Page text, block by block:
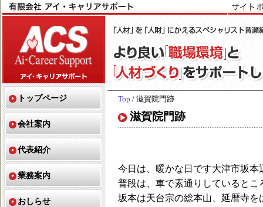
Top / 滋賀院門跡
滋賀院門跡
今日は、暖かな日です大津市坂本
普段は、車で素通りしているとこ
坂本は天台宗の総本山、延暦寺
トップページ
会社案内
代表紹介
業務案内
おしらせ